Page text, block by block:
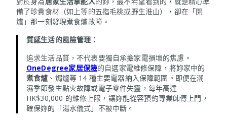
備了珍貴食材（如上等的五指毛桃或野生淮山），卻在「開
爐」那一刻發現煮食爐故障。
質感生活的風險管理：
追求生活品質，不代表要獨自承擔家電損壞的焦慮。
OneDegree家居保險的自選家電維修保障，將妳家中的
煮食爐 、焗爐等 14 種主要電器納入保障範圍。即便在潮
濕季節發生點火故障或電子零件失靈，每年高達
HK$30,000 的維修上限，讓妳能從容預約專業師傅上門，
確保妳的「湯水儀式」不被中斷。